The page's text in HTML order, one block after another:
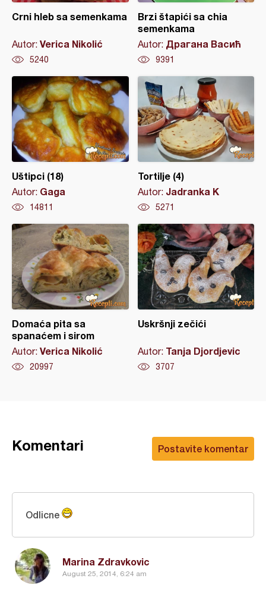
Crni hleb sa semenkama
Autor: Verica Nikolić
5240
Brzi štapići sa chia
semenkama
Autor: Драгана Васић
9391
Uštipci (18)
Autor: Gaga
14811
Tortilje (4)
Autor: Jadranka K
5271
Domaća pita sa
spanaćem i sirom
Autor: Verica Nikolić
20997
Uskršnji zečići
Autor: Tanja Djordjevic
3707
Postavite komentar
Komentari
Marina Zdravkovic
August 25, 2014, 6:24 am
Odlicne